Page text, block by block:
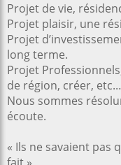
Projet de vie,
Projet plaisir, une
Projet
long terme.
Projet
de région, créer,
Nous sommes
écoute.
« Ils ne savaient pas